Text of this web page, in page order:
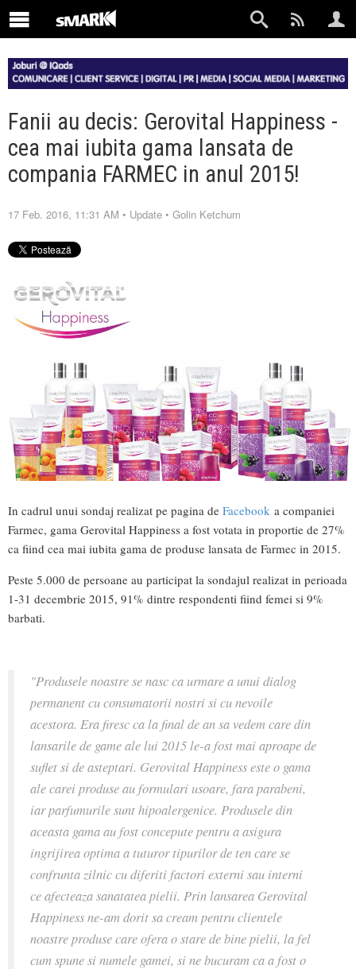
Fanii au decis: Gerovital Happiness -
cea mai iubita gama lansata de
compania FARMEC in anul 2015!
17 Feb. 2016, 11:31 AM • Update • Golin Ketchum
In cadrul unui sondaj realizat pe pagina de Facebook a companiei
Farmec, gama Gerovital Happiness a fost votata in proportie de 27%
ca fiind cea mai iubita gama de produse lansata de Farmec in 2015.
Peste 5.000 de persoane au participat la sondajul realizat in perioada
1-31 decembrie 2015, 91% dintre respondenti fiind femei si 9%
barbati.
"Produsele noastre se nasc ca urmare a unui dialog
permanent cu consumatorii nostri si cu nevoile
acestora. Era firesc ca la final de an sa vedem care din
lansarile de game ale lui 2015 le-a fost mai aproape de
suflet si de asteptari. Gerovital Happiness este o gama
ale carei produse au formulari usoare, fara parabeni,
iar parfumurile sunt hipoalergenice. Produsele din
aceasta gama au fost concepute pentru a asigura
ingrijirea optima a tuturor tipurilor de ten care se
confrunta zilnic cu diferiti factori externi sau interni
ce afecteaza sanatatea pielii. Prin lansarea Gerovital
Happiness ne-am dorit sa cream pentru clientele
noastre produse care ofera o stare de bine pielii, la fel
cum spune si numele gamei, si ne bucuram ca a fost o